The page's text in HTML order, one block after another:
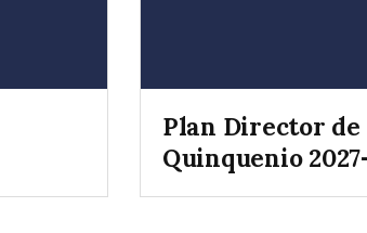
Plan Director de
Quinquenio